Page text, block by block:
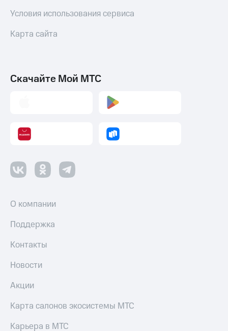
Условия использования сервиса
Карта сайта
Скачайте Мой МТС
О компании
Поддержка
Контакты
Новости
Акции
Карта салонов экосистемы МТС
Карьера в МТС